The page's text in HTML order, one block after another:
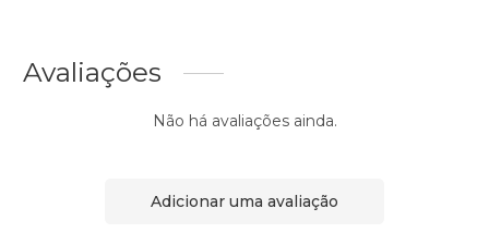
Avaliações
Não há avaliações ainda.
Adicionar uma avaliação